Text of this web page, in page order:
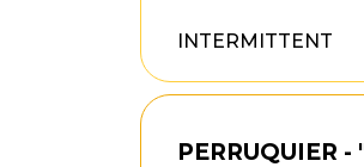
INTERMITTENT
PERRUQUIER